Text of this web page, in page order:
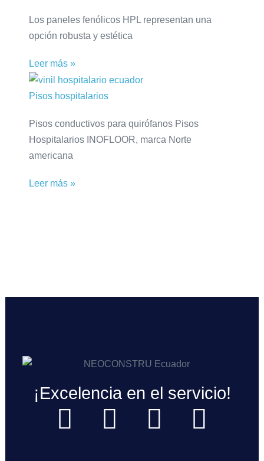
Los paneles fenólicos HPL representan una
opción robusta y estética
Leer más »
Pisos hospitalarios
Pisos conductivos para quirófanos Pisos
Hospitalarios INOFLOOR, marca Norte
americana
Leer más »
¡Excelencia en el servicio!